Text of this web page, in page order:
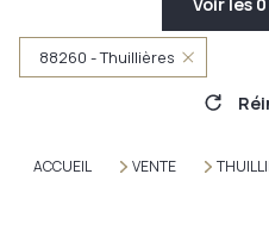
88260 - Thuillières
ACCUEIL VENTE